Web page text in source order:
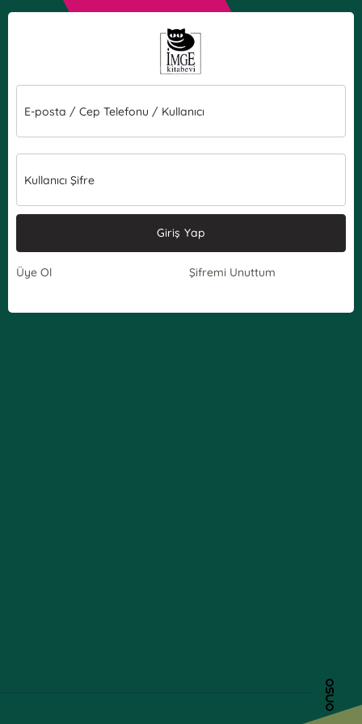
E-posta / Cep Telefonu / Kullanıcı
Kullanıcı Şifre
Giriş Yap
Üye Ol Şifremi Unuttum